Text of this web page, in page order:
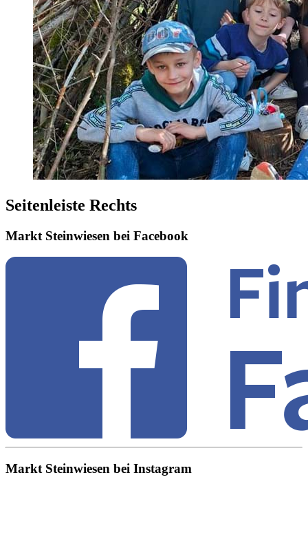
Seitenleiste Rechts
Markt Steinwiesen bei Facebook
Markt Steinwiesen bei Instagram